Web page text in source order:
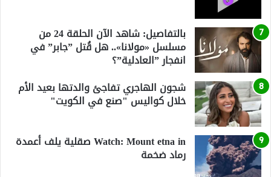
بالتفاصيل: شاهد الآن الحلقة 24 من
مسلسل «مولانا».. هل قُتل ”جابر” في
انفجار ”العادلية”؟
شجون الهاجري تفاجئ والدتها بعيد الأم
خلال كواليس "صنع في الكويت"
Watch: Mount etna in صقلية يلف أعمدة
رماد ضخمة